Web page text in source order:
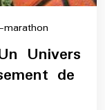
europe-
marathon
Univers
de